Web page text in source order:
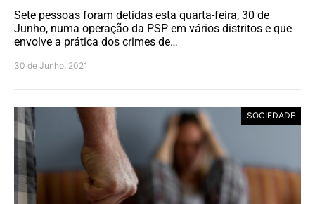
Sete pessoas foram detidas esta quarta-feira, 30 de
Junho, numa operação da PSP em vários distritos e que
envolve a prática dos crimes de…
30 de Junho, 2021
SOCIEDADE